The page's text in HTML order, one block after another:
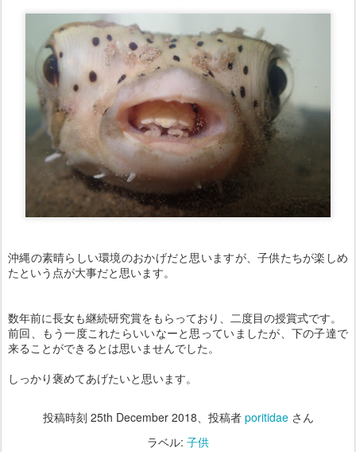
沖縄の素晴らしい環境のおかげだと思いますが、子供たちが楽しめ
たという点が大事だと思います。
数年前に長女も継続研究賞をもらっており、二度目の授賞式です。
前回、もう一度これたらいいなーと思っていましたが、下の子達で
来ることができるとは思いませんでした。
しっかり褒めてあげたいと思います。
投稿時刻 25th December 2018、投稿者 poritidaeさん
ラベル: 子供